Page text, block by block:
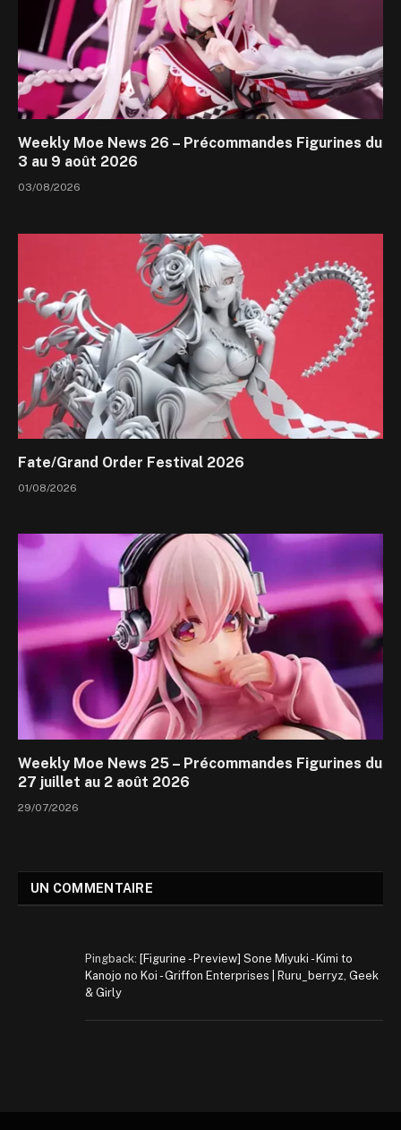
Weekly Moe News 26 – Précommandes Figurines du
3 au 9 août 2026
03/08/2026
Fate/Grand Order Festival 2026
01/08/2026
Weekly Moe News 25 – Précommandes Figurines du
27 juillet au 2 août 2026
29/07/2026
UN COMMENTAIRE
Pingback: [Figurine - Preview] Sone Miyuki - Kimi to
Kanojo no Koi - Griffon Enterprises | Ruru_berryz, Geek
& Girly